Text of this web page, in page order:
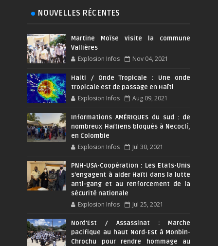
NOUVELLES RÉCENTES
Martine Moïse visite la commune
Vallières
Explosion Infos Nov 04, 2021
Haiti / Onde Tropicale : Une onde
tropicale est de passage en Haïti
Explosion Infos Aug 09, 2021
Informations AMÉRIQUES du sud : de
nombreux Haïtiens bloqués à Necoclí,
en Colombie
Explosion Infos Jul 30, 2021
PNH-USA-Coopération : Les Etats-Unis
s’engagent à aider Haïti dans la lutte
anti-gang et au renforcement de la
sécurité nationale
Explosion Infos Jul 25, 2021
Nord'Est / Assassinat : Marche
pacifique au haut Nord-Est à Monbin-
Chrochu pour rendre hommage au